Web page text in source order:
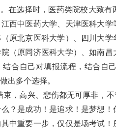
。在选择时，医药类院校大致
西中医药大学、天津医科大
原北京医科大学）、四川大
（原同济医科大学）、如南
合自己对填报流程，结合自
出多个选择。
束，高兴、悲伤都无可厚非，
？是成功！是追求！是梦想
中重要一步，仅仅是场考试